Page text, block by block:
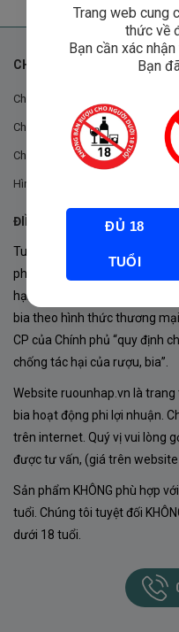
CHÍNH SÁCH
Chính sách chung
Chính sách đổi trả
Chính sách mua hàng
Hình thức thanh toán
ĐIỀU KHOẢN VÀ CHÍNH SÁCH
Tuân thủ Nghị định 105/
phủ về sản xuất, kinh doanh
hại của rượu, bia” số 44/
bia theo hình thức thương
CP của Chính phủ “quy định
chống tác hại của rượu, bia”.
Website ruounhap.vn là
bia hoạt động phi lợi nhuận.
trên internet. Quý vị vui lòng
được tư vấn, (giá trên
Sản phẩm KHÔNG phù hợp
tuổi. Chúng tôi tuyệt đối
dưới 18 tuổi.
Trang web cung
thức về
Bạn cần xác
Bạn
ĐỦ 18
TUỔI